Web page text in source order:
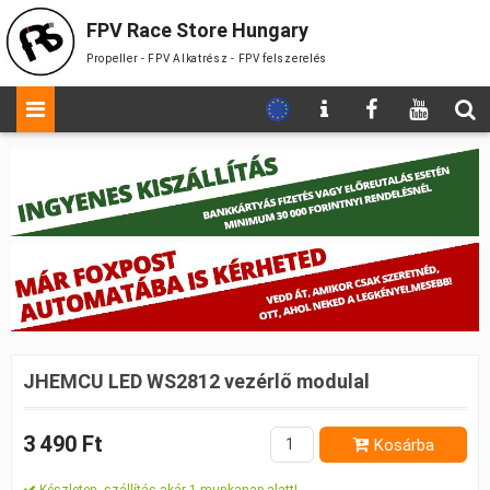
FPV Race Store Hungary
Propeller - FPV Alkatrész - FPV felszerelés
JHEMCU LED WS2812 vezérlő modulal
3 490 Ft Kosárba